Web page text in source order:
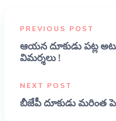
PREVIOUS POST
ఆయన దూకుడు పట్ల
విమర్శలు !
NEXT POST
బీజేపీ దూకుడు మరింత